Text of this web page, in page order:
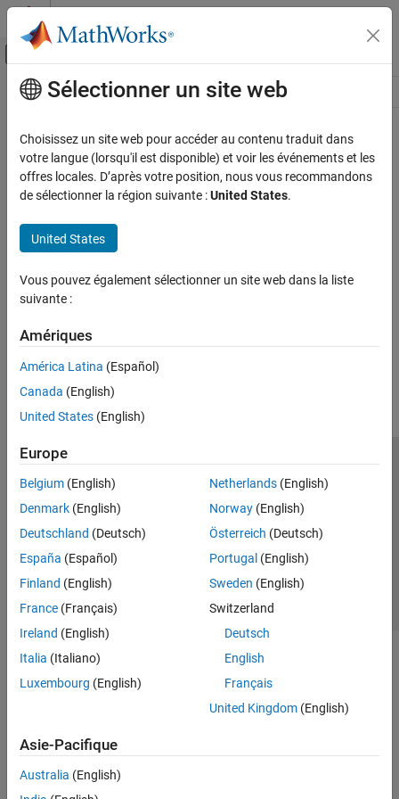
Passer au contenu
Activer/désactiver l'affichage du menu
Ressource
Contenu principal
Sélectionner un site web
Choisissez un site web pour accéder au contenu traduit dans
votre langue (lorsqu'il est disponible) et voir les événements et les
offres locales. D’après votre position, nous vous recommandons
de sélectionner la région suivante :United States.
United States
Vous pouvez également sélectionner un site web dans la liste
suivante :
Amériques
América Latina (Español)
Canada (English)
United States (English)
Europe
Belgium (English)
Denmark (English)
Deutschland (Deutsch)
España (Español)
Finland (English)
France (Français)
Ireland (English)
Italia (Italiano)
Luxembourg (English)
Netherlands(English)
Norway(English)
Österreich (Deutsch)
Portugal (English)
Sweden (English)
Switzerland
Deutsch
English
Français
United Kingdom(English)
Asie-Pacifique
Australia (English)
Lutte anti-piratage
Contacts locaux
© 1994-2026 The MathWorks, Inc.